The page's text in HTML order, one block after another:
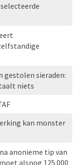
gestolen sieraden:
niets
kan monster
anonieme tip van
alsnog 125.000